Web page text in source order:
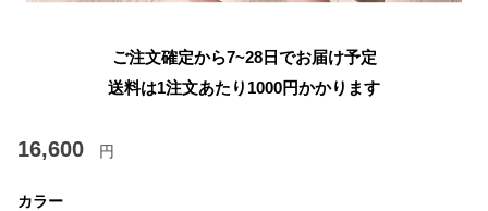
ご注文確定から7~28日でお届け予定
送料は1注文あたり 1000円かかります
16,600 円
カラー